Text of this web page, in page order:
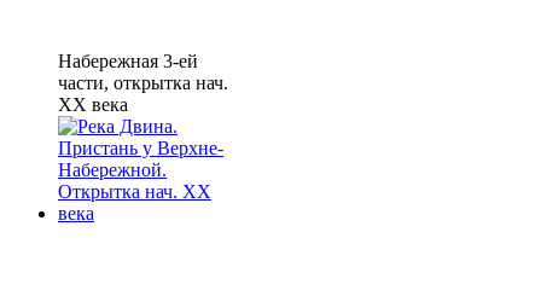
Набережная 3-ей
части, открытка нач.
XX века